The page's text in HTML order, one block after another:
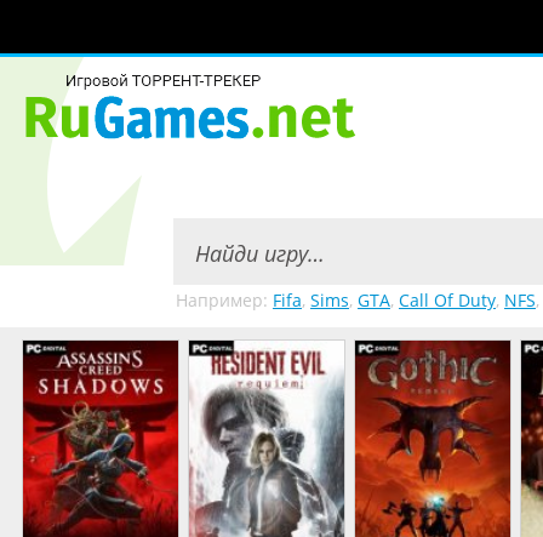
Например: Fifa, Sims, GTA, Call Of Duty, NFS,